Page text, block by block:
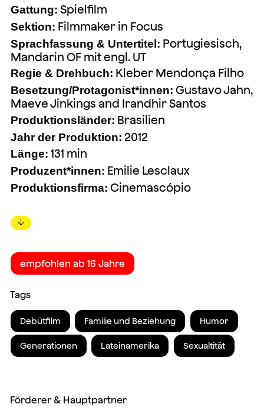
Gattung: Spielfilm
Sektion: Filmmaker in Focus
Sprachfassung & Untertitel: Portugiesisch,
Mandarin OF mit engl. UT
Regie & Drehbuch: Kleber Mendonça Filho
Besetzung/Protagonist*innen: Gustavo Jahn,
Maeve Jinkings and Irandhir Santos
Produktionsländer: Brasilien
Jahr der Produktion: 2012
Länge: 131 min
Produzent*innen: Emilie Lesclaux
Produktionsfirma: Cinemascópio
↓
empfohlen ab 16 Jahre
Tags
Debütfilm Familie und Beziehung Humor
Generationen Lateinamerika Sexualtität
Förderer & Hauptpartner